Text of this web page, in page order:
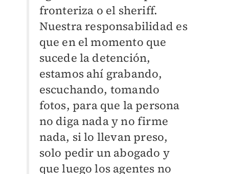
fronteriza o el sheriff.
Nuestra responsabilidad es
que en el momento que
sucede la detención,
estamos ahí grabando,
escuchando, tomando
fotos, para que la persona
no diga nada y no firme
nada, si lo llevan preso,
solo pedir un abogado y
que luego los agentes no